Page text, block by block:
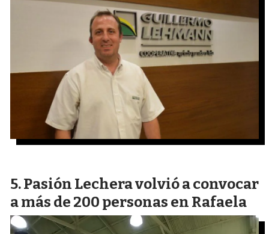
Pasión Lechera volvió a convocar
a más de 200 personas en Rafaela